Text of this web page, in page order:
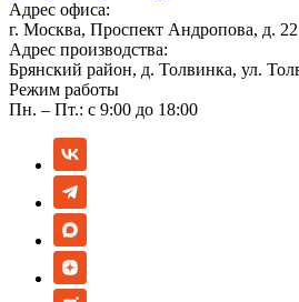
Адрес офиса:
г. Москва, Проспект Андропова, д. 22
Адрес производства:
Брянский район, д. Толвинка, ул.
Режим работы
Пн. – Пт.: с 9:00 до 18:00